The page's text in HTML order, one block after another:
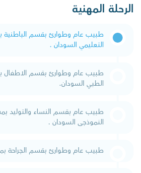
الرحلة المهنية
طبيب عام وطوارئ بقسم
التعليمي السودان .
طبيب عام وطوارئ بقسم الاطفال
الطبي السودان.
طبيب عام بقسم النساء والتوليد
النموذجى السودان .
طبيب عام وطوارئ بقسم الجراحة